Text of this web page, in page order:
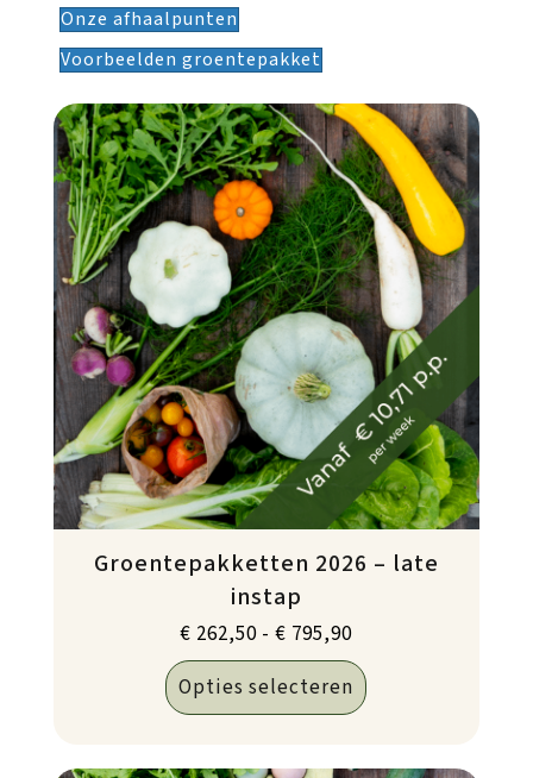
Onze afhaalpunten
Voorbeelden groentepakket
Groentepakketten 2026 – late
instap
€ 262,50 - € 795,90Prijsklasse:
€ 262,50
tot
€ 795,90
Opties selecteren